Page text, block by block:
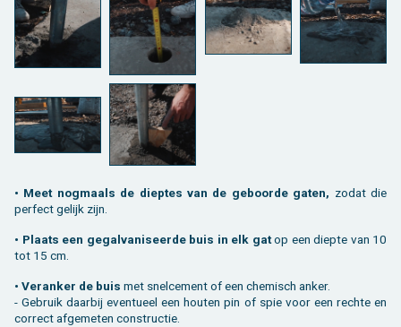
• Meet nog­maals de diep­tes van de ge­boor­de gaten, zodat die
per­fect ge­lijk zijn.
• Plaats een ge­gal­va­ni­seer­de buis in elk gatop een diep­te van 10
tot 15 cm.
• Ver­an­ker de buis met snel­ce­ment of een che­misch anker.
- Ge­bruik daar­bij even­tu­eel een hou­ten pin of spie voor een rech­te en
cor­rect af­ge­me­ten con­struc­tie.